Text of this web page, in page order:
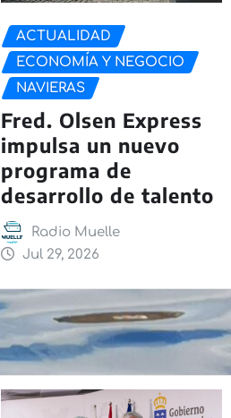
ACTUALIDAD
ECONOMÍA Y NEGOCIO
NAVIERAS
Fred. Olsen Express
impulsa un nuevo
programa de
desarrollo de talento
Radio Muelle
Jul 29, 2026